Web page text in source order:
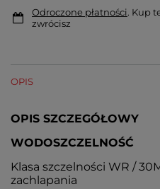
Odroczone płatności. Kup
zwrócisz
OPIS
OPIS SZCZEGÓŁOWY
WODOSZCZELNOŚĆ
Klasa szczelności WR /
zachlapania